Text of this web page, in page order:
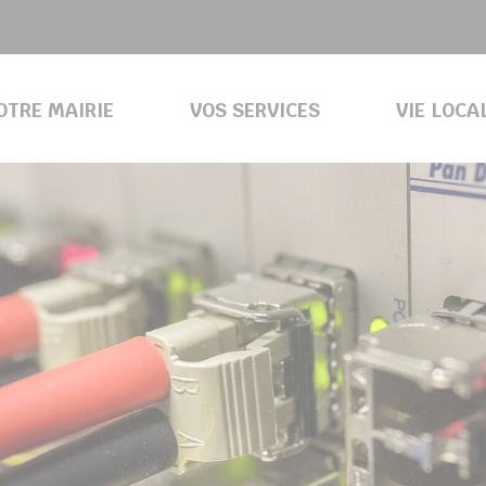
MAIRIE VOS SERVICES VIE